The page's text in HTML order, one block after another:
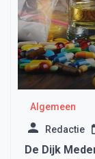
Algemeen
Redactie
De Dijk